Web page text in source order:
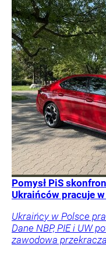
Pomysł PiS
Ukraińców pracuje
Ukraińcy w Polsce
Dane NBP, PIE i UW
zawodowa